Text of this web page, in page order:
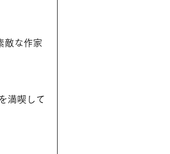
敵な作家
満喫して